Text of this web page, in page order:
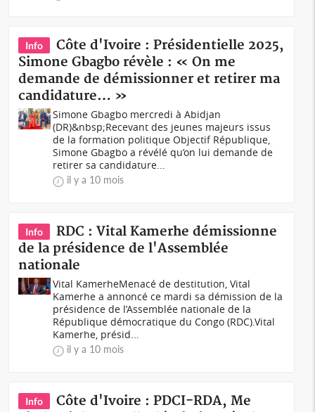
Info
Côte d'Ivoire : Présidentielle 2025,
Simone Gbagbo révèle : « On me
demande de démissionner et retirer ma
candidature… »
Simone Gbagbo mercredi à Abidjan
(DR)&nbsp;Recevant des jeunes majeurs issus
de la formation politique Objectif République,
Simone Gbagbo a révélé qu’on lui demande de
retirer sa candidature...
il y a 10 mois
Info
RDC : Vital Kamerhe démissionne
de la présidence de l'Assemblée
nationale
Vital KamerheMenacé de destitution, Vital
Kamerhe a annoncé ce mardi sa démission de la
présidence de l’Assemblée nationale de la
République démocratique du Congo (RDC).Vital
Kamerhe, présid...
il y a 10 mois
Info
Côte d'Ivoire : PDCI-RDA, Me